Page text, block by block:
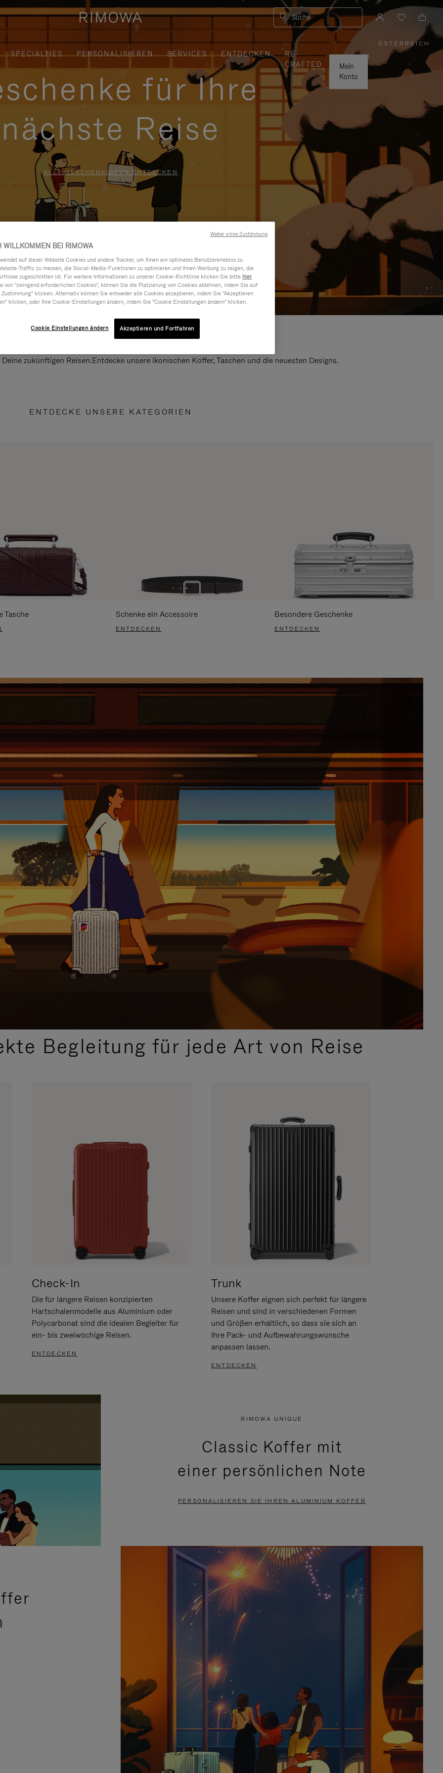
Suche
SPECIALTIES PERSONALISIEREN SERVICES ENTDECKEN
RE-
CRAFTED
Mein
Konto
ÖSTERREICH
,
WÄHLEN
IHRE
REGION
AUS
|
für Ihre
nächste Reise
ALLE GESCHENKIDEEN ENTDECKEN
zukünftigen Reisen.Entdecke unsere ikonischen Koffer, Taschen und die neuesten Designs.
ENTDECKE UNSERE KATEGORIEN
Tasche Schenke ein Accessoire
ENTDECKEN
Besondere Geschenke
ENTDECKEN
Begleitung für jede Art von Reise
Check-In
Die für längere Reisen konzipierten
Hartschalenmodelle aus Aluminium oder
Polycarbonat sind die idealen Begleiter für
ein- bis zweiwöchige Reisen.
ENTDECKEN
Trunk
Unsere Koffer eignen sich perfekt für längere
Reisen und sind in verschiedenen Formen
und Größen erhältlich, so dass sie sich an
Ihre Pack- und Aufbewahrungswünsche
anpassen lassen.
ENTDECKEN
RIMOWA UNIQUE
Classic Koffer mit
einer persönlichen Note
PERSONALISIEREN SIE IHREN ALUMINIUM KOFFER
WILLKOMMEN BEI RIMOWA
auf dieser Website Cookies und andere Tracker, um Ihnen ein optimales Benutzererlebnis zu
Traffic zu messen, die Social-Media-Funktionen zu optimieren und Ihnen Werbung zu zeigen, die
zugeschnitten ist. Für weitere Informationen zu unserer Cookie-Richtlinie klicken Sie bitte hier.
von "zwingend erforderlichen Cookies", können Sie die Platzierung von Cookies ablehnen, indem Sie auf
klicken. Alternativ können Sie entweder alle Cookies akzeptieren, indem Sie "Akzeptieren
klicken, oder Ihre Cookie-Einstellungen ändern, indem Sie "Cookie Einstellungen ändern" klicken.
Cookie Einstellungen ändern Akzeptieren und Fortfahren
Weiter ohne Zustimmung